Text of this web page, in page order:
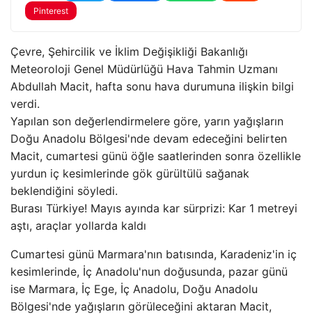
Pinterest
Çevre, Şehircilik ve İklim Değişikliği Bakanlığı
Meteoroloji Genel Müdürlüğü Hava Tahmin Uzmanı
Abdullah Macit, hafta sonu hava durumuna ilişkin bilgi
verdi.
Yapılan son değerlendirmelere göre, yarın yağışların
Doğu Anadolu Bölgesi'nde devam edeceğini belirten
Macit, cumartesi günü öğle saatlerinden sonra özellikle
yurdun iç kesimlerinde gök gürültülü sağanak
beklendiğini söyledi.
Burası Türkiye! Mayıs ayında kar sürprizi: Kar 1 metreyi
aştı, araçlar yollarda kaldı
Cumartesi günü Marmara'nın batısında, Karadeniz'in iç
kesimlerinde, İç Anadolu'nun doğusunda, pazar günü
ise Marmara, İç Ege, İç Anadolu, Doğu Anadolu
Bölgesi'nde yağışların görüleceğini aktaran Macit,